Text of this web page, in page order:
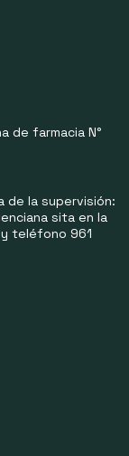
de farmacia N°
de la supervisión:
sita en la
y teléfono 961